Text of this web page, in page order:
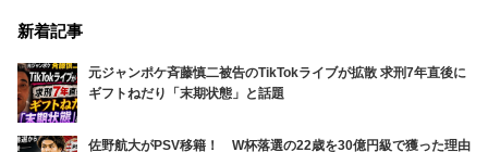
新着記事
元ジャンポケ斉藤慎二被告のTikTokライブが拡散 求刑7年直後に
ギフトねだり「末期状態」と話題
佐野航大がPSV移籍！ W杯落選の22歳を30億円級で獲った理由